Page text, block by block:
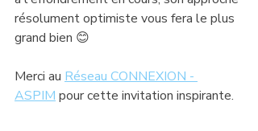
résolument optimiste vous fera le plus
grand bien 😊
Merci au Réseau CONNEXION -
ASPIM pour cette invitation inspirante.